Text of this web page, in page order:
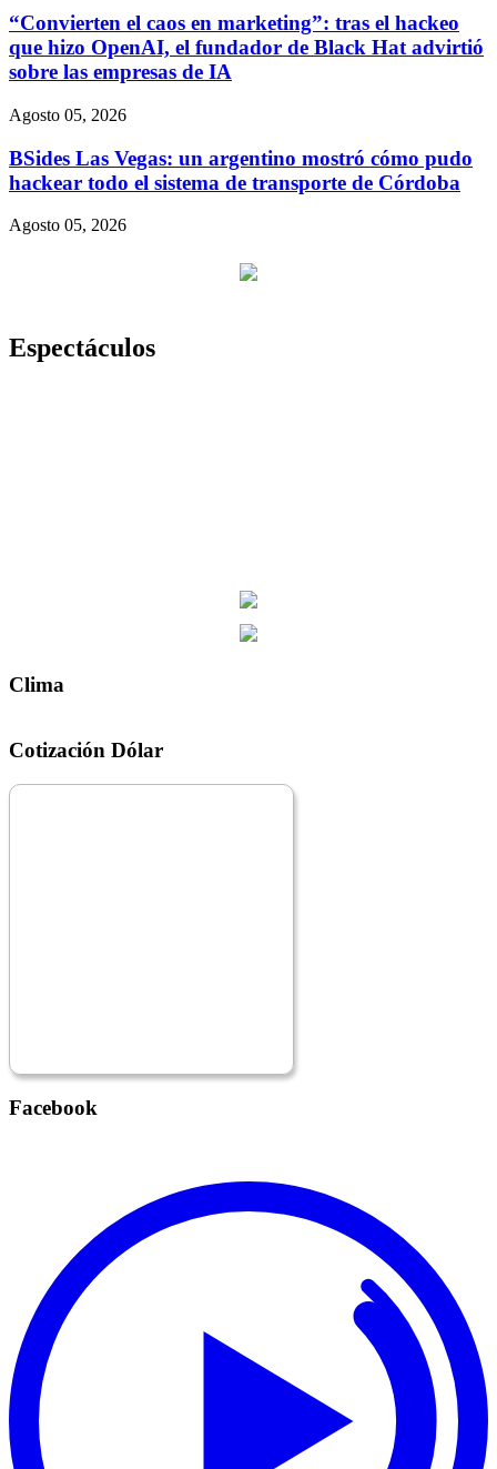
“Convierten el caos en marketing”: tras el hackeo
que hizo OpenAI, el fundador de Black Hat advirtió
sobre las empresas de IA
Agosto 05, 2026
BSides Las Vegas: un argentino mostró cómo pudo
hackear todo el sistema de transporte de Córdoba
Agosto 05, 2026
Espectáculos
Clima
Cotización Dólar
Facebook